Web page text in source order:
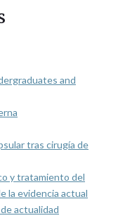
and
tras cirugía de
y tratamiento del
la evidencia actual
actualidad